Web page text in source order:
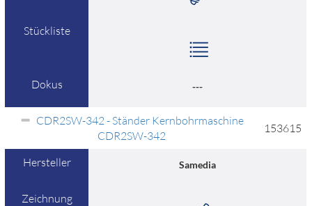
Stückliste
Dokus ---
CDR2SW-342 - Ständer Kernbohrmaschine
CDR2SW-342
153615
Hersteller Samedia
Zeichnung